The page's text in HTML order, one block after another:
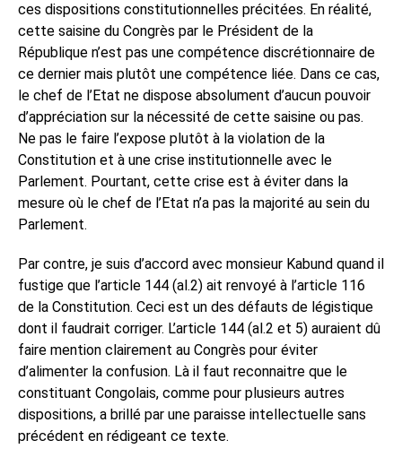
ces dispositions constitutionnelles précitées. En réalité,
cette saisine du Congrès par le Président de la
République n’est pas une compétence discrétionnaire de
ce dernier mais plutôt une compétence liée. Dans ce cas,
le chef de l’Etat ne dispose absolument d’aucun pouvoir
d’appréciation sur la nécessité de cette saisine ou pas.
Ne pas le faire l’expose plutôt à la violation de la
Constitution et à une crise institutionnelle avec le
Parlement. Pourtant, cette crise est à éviter dans la
mesure où le chef de l’Etat n’a pas la majorité au sein du
Parlement.
Par contre, je suis d’accord avec monsieur Kabund quand il
fustige que l’article 144 (al.2) ait renvoyé à l’article 116
de la Constitution. Ceci est un des défauts de légistique
dont il faudrait corriger. L’article 144 (al.2 et 5) auraient dû
faire mention clairement au Congrès pour éviter
d’alimenter la confusion. Là il faut reconnaitre que le
constituant Congolais, comme pour plusieurs autres
dispositions, a brillé par une paraisse intellectuelle sans
précédent en rédigeant ce texte.